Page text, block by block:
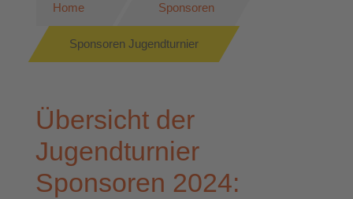
Home Sponsoren
Sponsoren Jugendturnier
Übersicht der
Jugendturnier
Sponsoren 2024: